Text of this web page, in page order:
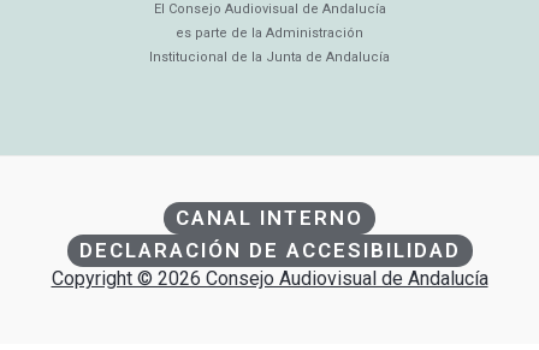
El Consejo Audiovisual de Andalucía
es parte de la Administración
Institucional de la Junta de Andalucía
CANAL INTERNO
DECLARACIÓN DE ACCESIBILIDAD
Copyright © 2026 Consejo Audiovisual de Andalucía